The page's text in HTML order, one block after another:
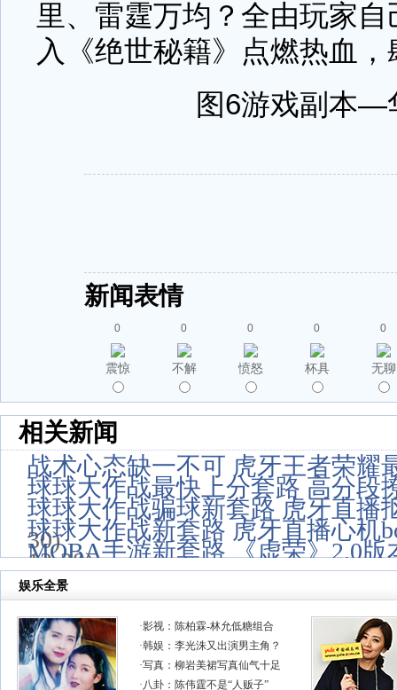
里、雷霆万均？全由玩家
入《绝世秘籍》点燃热血
图6游戏副本—
新闻表情
0
震惊
0
不解
0
愤怒
0
杯具
0
无聊
相关新闻
战术心态缺一不可 虎牙王者荣耀
球球大作战最快上分套路 高分段
球球大作战骗球新套路 虎牙直播
30)
球球大作战新套路 虎牙直播心机
12-28)
MOBA手游新套路 《虚荣》2.0版